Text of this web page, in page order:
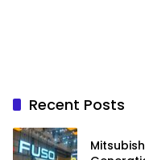
Recent Posts